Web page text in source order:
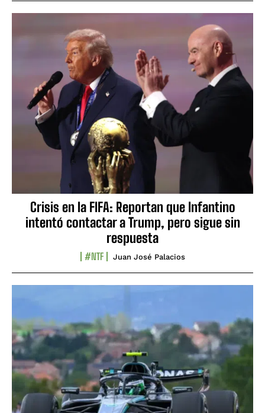
Crisis en la FIFA: Reportan que Infantino
intentó contactar a Trump, pero sigue sin
respuesta
#NTF Juan José Palacios